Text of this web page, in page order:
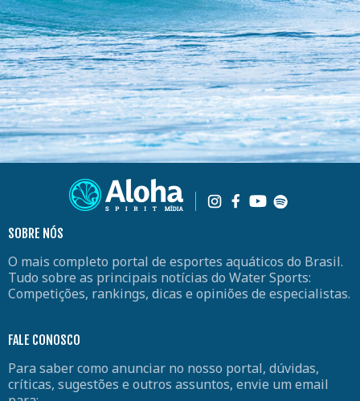
SOBRE NÓS
O mais completo portal de esportes aquáticos do Brasil.
Tudo sobre as principais notícias do Water Sports:
Competições, rankings, dicas e opiniões de especialistas.
FALE CONOSCO
Para saber como anunciar no nosso portal, dúvidas,
críticas, sugestões e outros assuntos, envie um email